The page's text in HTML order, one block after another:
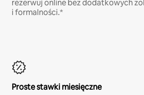
rezerwuj online bez dodatkowych
i formalności.*
Proste stawki miesięczne